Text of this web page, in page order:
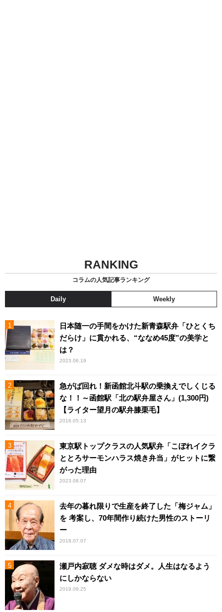
RANKING
コラムの人気記事ランキング
Daily Weekly
日本随一の手間をかけた新青森駅弁「ひとくち
だらけ」に貫かれる、“ななめ45度”の美学と
は？
2023.06.19
急がば回れ！新函館北斗駅の乗換えでしくじる
な！！～函館駅「北の駅弁屋さん」(1,300円)
【ライター望月の駅弁膝栗毛】
2016.05.13
東京駅トップクラスの人気駅弁「こぼれイクラ
ととろサーモンハラス焼き弁当」がヒットに繋
がった理由
2023.08.07
去年の暮れ限りで生産を終了した「梅ジャム」
を 考案し、70年間作り続けた男性のストーリ
ー
2018.07.07
瀬戸内寂聴 ダメな時はダメ。人生はなるよう
にしかならない
2019.09.25